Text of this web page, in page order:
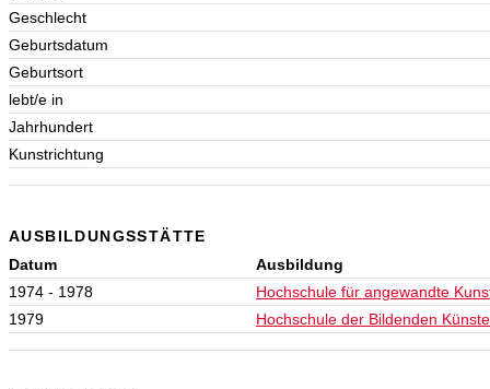
Geschlecht
Geburtsdatum
Geburtsort
lebt/e in
Jahrhundert
Kunstrichtung
AUSBILDUNGSSTÄTTE
Datum
Ausbildung
1974 - 1978
Hochschule für angewandte
1979
Hochschule der Bildenden